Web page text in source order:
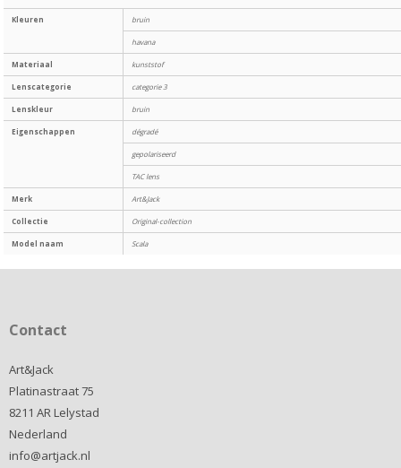
Kleuren bruin
havana
Materiaal kunststof
Lenscategorie categorie 3
Lenskleur bruin
Eigenschappen dégradé
gepolariseerd
TAC lens
Merk Art&Jack
Collectie Original-collection
Model naam Scala
Contact
Art&Jack
Platinastraat 75
8211 AR Lelystad
Nederland
info@artjack.nl